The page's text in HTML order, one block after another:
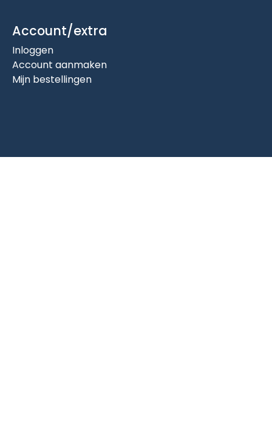
Account/extra
Inloggen
Account aanmaken
Mijn bestellingen